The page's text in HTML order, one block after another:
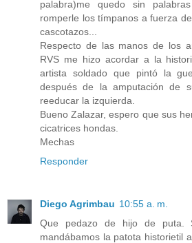
palabra)me quedo sin
romperle los tímpanos a fuerza
cascotazos...
Respecto de las manos de los
RVS me hizo acordar a la
artista soldado que pintó la
después de la amputación de
reeducar la izquierda.
Bueno Zalazar, espero que sus
cicatrices hondas.
Mechas
Responder
Diego Agrimbau 10:55 a. m.
Que pedazo de hijo de puta.
mandábamos la patota historietil